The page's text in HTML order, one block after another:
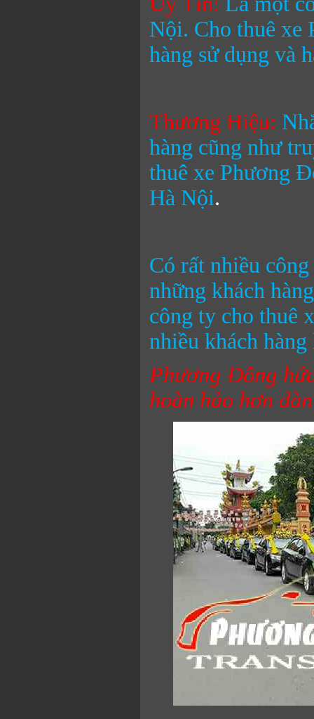
Nội. Cho thuê xe
hàng sử dụng và
Thương Hiệu:
hàng cũng như
thuê xe Phương
Hà Nội.
Có rất nhiều
những khách
công ty cho thuê
nhiều khách
Phương Đông
hoàn hảo hơn